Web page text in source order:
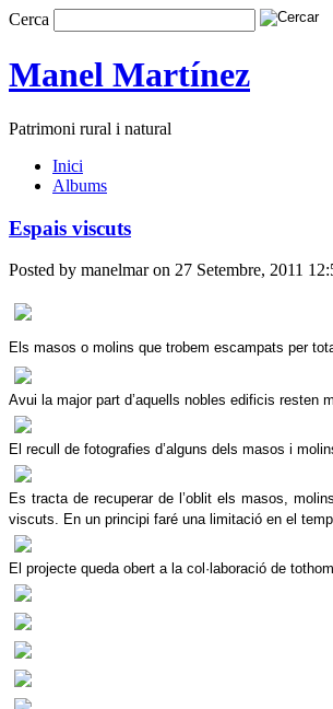
Cerca
Manel Martínez
Patrimoni rural i natural
Inici
Albums
Espais viscuts
Posted by manelmar on 27 Setembre, 2011
Els masos o molins que trobem escampats per
Avui la major part d’aquells nobles edificis resten
El recull de fotografies d’alguns dels masos i
Es tracta de recuperar de l’oblit els masos,
viscuts. En un principi faré una limitació en el
El projecte queda obert a la col·laboració de